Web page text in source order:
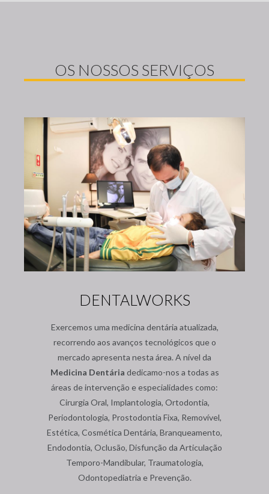
OS NOSSOS SERVIÇOS
DENTALWORKS
Exercemos uma medicina dentária atualizada,
recorrendo aos avanços tecnológicos que o
mercado apresenta nesta área. A nível da
Medicina Dentária dedicamo-nos a todas as
áreas de intervenção e especialidades como:
Cirurgia Oral, Implantologia, Ortodontia,
Periodontologia, Prostodontia Fixa, Removível,
Estética, Cosmética Dentária, Branqueamento,
Endodontia, Oclusão, Disfunção da Articulação
Temporo-Mandibular, Traumatologia,
Odontopediatria e Prevenção.